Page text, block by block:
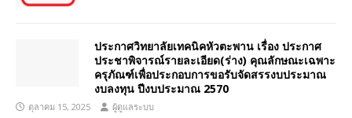
ประกาศวิทยาลัยเทคนิคหัวตะพาน เรื่อง ประกาศ
ประชาพิจารณ์รายละเอียด(ร่าง) คุณลักษณะเฉพาะ
ครุภัณฑ์เพื่อประกอบการขอรับจัดสรรงบประมาณ
งบลงทุน ปีงบประมาณ 2570
ตุลาคม 15, 2025 ผู้ดูแลระบบ